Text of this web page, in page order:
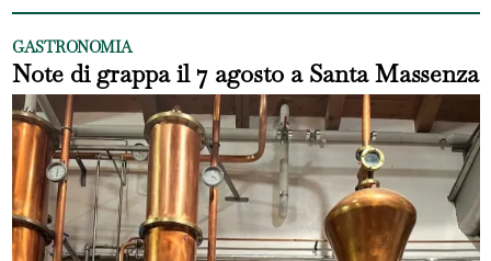
GASTRONOMIA
Note di grappa il 7 agosto a Santa Massenza